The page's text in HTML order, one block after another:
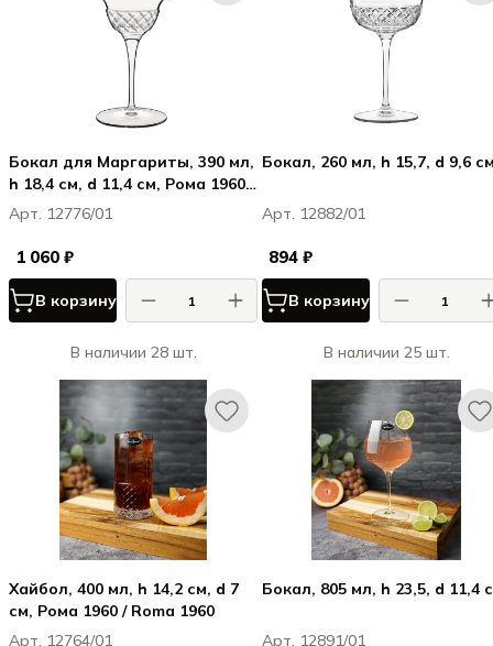
Бокал для Маргариты, 390 мл,
h 18,4 см, d 11,4 см, Рома 1960 /
Roma 1960
Арт. 12776/01
1 060 ₽
В корзину
В наличии 28 шт.
Бокал, 260 мл, h 15,7, d 9,6
Арт. 12882/01
894 ₽
В корзину
В наличии 25 шт.
Хайбол, 400 мл, h 14,2 см, d 7
см, Рома 1960 / Roma 1960
Арт. 12764/01
Бокал, 805 мл, h 23,5, d 11,4
Арт. 12891/01